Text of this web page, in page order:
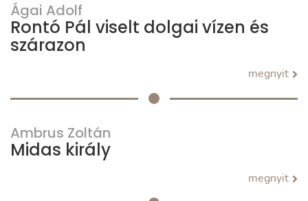
Ágai Adolf
Rontó Pál viselt dolgai vízen és
szárazon
megnyit
Ambrus Zoltán
Midas király
megnyit